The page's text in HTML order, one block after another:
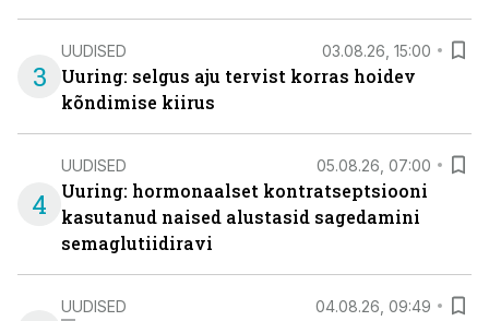
3
UUDISED 03.08.26, 15:00
Uuring: selgus aju tervist korras hoidev
kõndimise kiirus
4
UUDISED 05.08.26, 07:00
Uuring: hormonaalset kontratseptsiooni
kasutanud naised alustasid sagedamini
semaglutiidiravi
UUDISED 04.08.26, 09:49